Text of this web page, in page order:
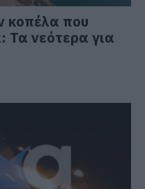
κοπέλα που
Τα νεότερα για